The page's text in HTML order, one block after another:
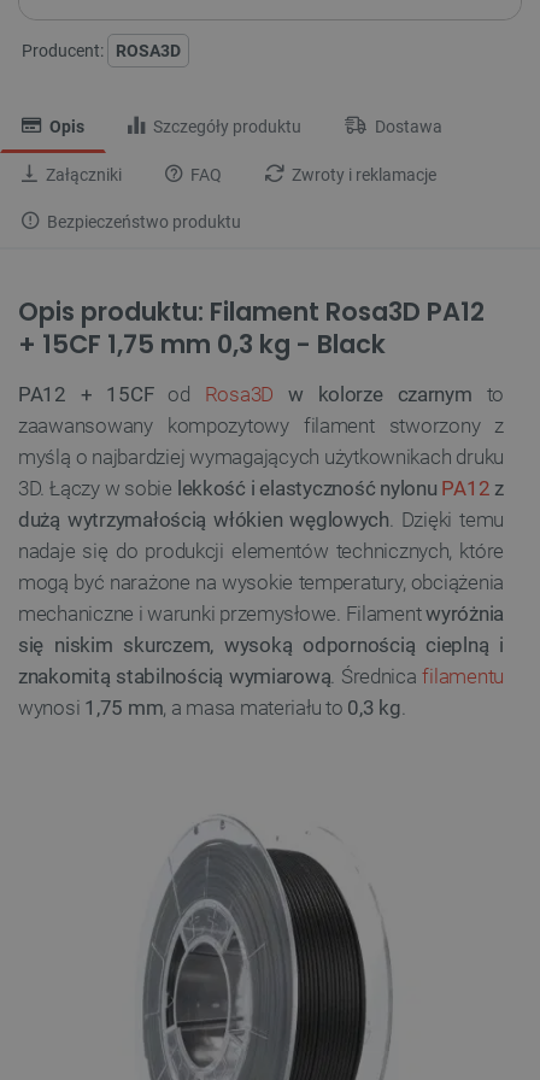
Producent: ROSA3D
Opis Szczegóły produktu Dostawa
Załączniki FAQ Zwroty i reklamacje
Bezpieczeństwo produktu
Opis produktu: Filament Rosa3D PA12
+ 15CF 1,75 mm 0,3 kg - Black
PA12 + 15CFod Rosa3D w kolorze czarnym to
zaawansowany kompozytowy filament stworzony z
myślą o najbardziej wymagających użytkownikach druku
3D. Łączy w sobie lekkość i elastyczność nylonu PA12 z
dużą wytrzymałością włókien węglowych. Dzięki temu
nadaje się do produkcji elementów technicznych, które
mogą być narażone na wysokie temperatury, obciążenia
mechaniczne i warunki przemysłowe. Filamentwyróżnia
się niskim skurczem, wysoką odpornością cieplną i
znakomitą stabilnością wymiarową. Średnicafilamentu
wynosi 1,75 mm, a masa materiału to 0,3 kg.